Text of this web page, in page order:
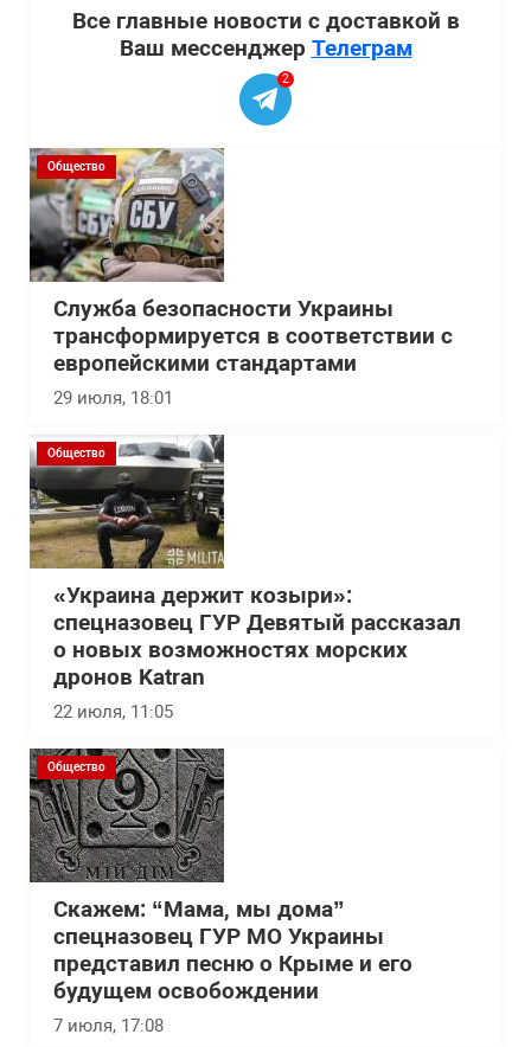
Все главные новости с доставкой в
Ваш мессенджер Телеграм
2
Общество
Служба безопасности Украины
трансформируется в соответствии с
европейскими стандартами
29 июля, 18:01
Общество
«Украина держит козыри»:
спецназовец ГУР Девятый рассказал
о новых возможностях морских
дронов Katran
22 июля, 11:05
Общество
Скажем: “Мама, мы дома”
спецназовец ГУР МО Украины
представил песню о Крыме и его
будущем освобождении
7 июля, 17:08